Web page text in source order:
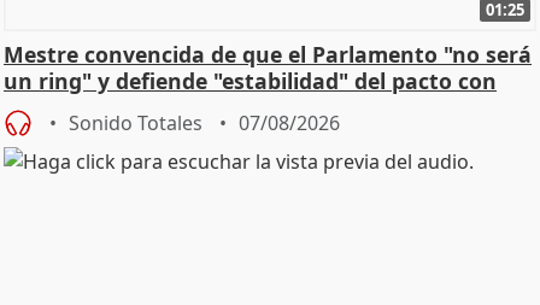
01:25
Mestre convencida de que el Parlamento "no será
un ring" y defiende "estabilidad" del pacto con
Vox
Sonido Totales 07/08/2026